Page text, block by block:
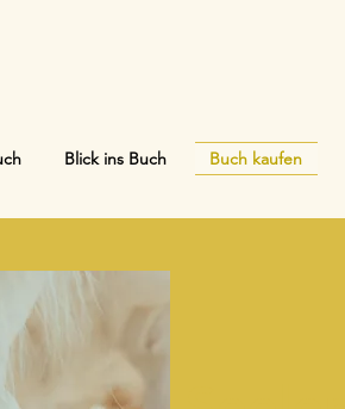
Blick ins Buch Buch kaufen